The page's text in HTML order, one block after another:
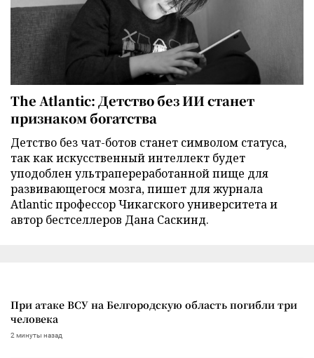
The Atlantic: Детство без ИИ станет
признаком богатства
Детство без чат-ботов станет символом статуса,
так как искусственный интеллект будет
уподоблен ультрапереработанной пище для
развивающегося мозга, пишет для журнала
Atlantic профессор Чикагского университета и
автор бестселлеров Дана Саскинд.
При атаке ВСУ на Белгородскую область погибли три
человека
2 минуты назад